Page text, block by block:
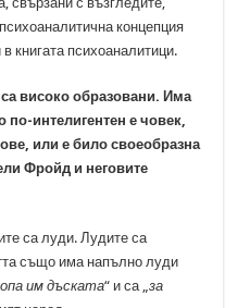
концепция
книгата психоаналитици.
високо образовани. Има
по-интелигентен е човек,
или е било своеобразна
Фройд и неговите
са луди. Лудите са
също има напълно луди
им дъската“ и са „за